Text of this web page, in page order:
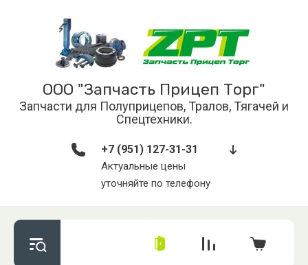
ООО "Запчасть Прицеп Торг"
Запчасти для Полуприцепов, Тралов, Тягачей и
Спецтехники.
+7 (951) 127-31-31
Актуальные цены
уточняйте по телефону